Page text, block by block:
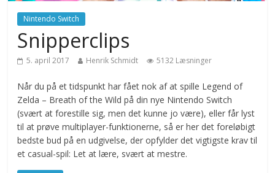
Nintendo Switch
Snipperclips
5. april 2017 Henrik Schmidt 5132 Læsninger
Når du på et tidspunkt har fået nok af at spille Legend of
Zelda – Breath of the Wild på din nye Nintendo Switch
(svært at forestille sig, men det kunne jo være), eller får lyst
til at prøve multiplayer-funktionerne, så er her det foreløbigt
bedste bud på en udgivelse, der opfylder det vigtigste krav til
et casual-spil: Let at lære, svært at mestre.